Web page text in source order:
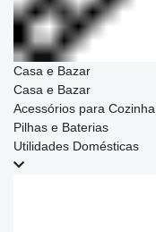
Casa e Bazar
Casa e Bazar
Acessórios para Cozinha
Pilhas e Baterias
Utilidades Domésticas